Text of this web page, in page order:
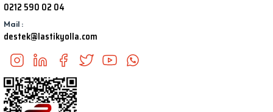
0212 590 02 04
Mail :
destek@lastikyolla.com